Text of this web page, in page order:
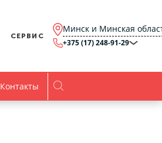
СЕРВИС
Минск и Минская
область
Гомель и Гомельская
+375 (17) 248-91-29
Контакты